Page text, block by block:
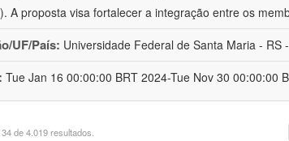
A proposta visa fortalecer a integração entre os
UF/País: Universidade Federal de Santa Maria - RS
Tue Jan 16 00:00:00 BRT 2024-Tue Nov 30 00:00:00
de 4.019 resultados.